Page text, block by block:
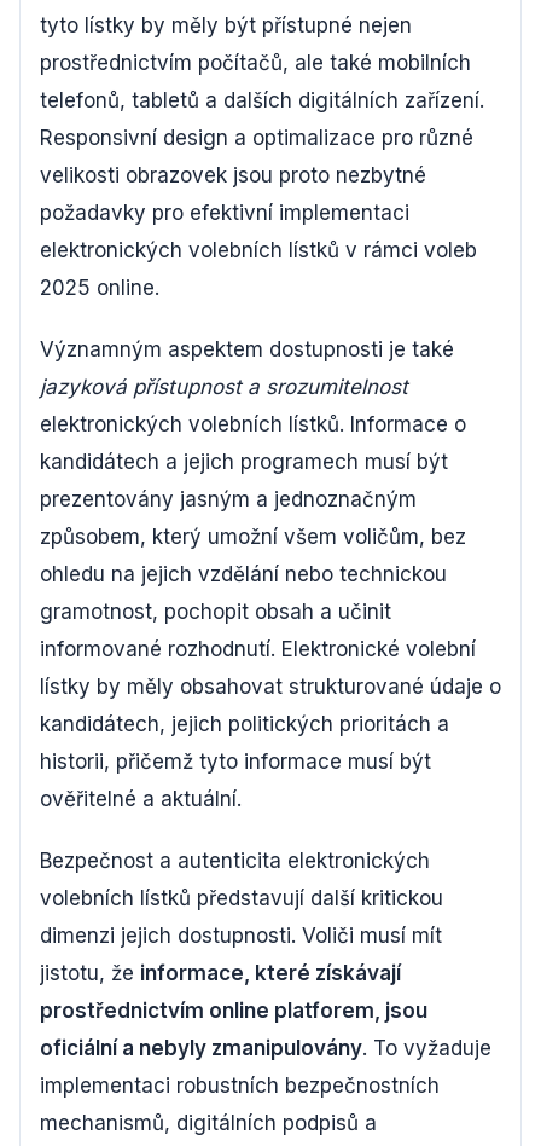
tyto lístky by měly být přístupné nejen
prostřednictvím počítačů, ale také mobilních
telefonů, tabletů a dalších digitálních zařízení.
Responsivní design a optimalizace pro různé
velikosti obrazovek jsou proto nezbytné
požadavky pro efektivní implementaci
elektronických volebních lístků v rámci voleb
2025 online.
Významným aspektem dostupnosti je také
jazyková přístupnost a srozumitelnost
elektronických volebních lístků. Informace o
kandidátech a jejich programech musí být
prezentovány jasným a jednoznačným
způsobem, který umožní všem voličům, bez
ohledu na jejich vzdělání nebo technickou
gramotnost, pochopit obsah a učinit
informované rozhodnutí. Elektronické volební
lístky by měly obsahovat strukturované údaje o
kandidátech, jejich politických prioritách a
historii, přičemž tyto informace musí být
ověřitelné a aktuální.
Bezpečnost a autenticita elektronických
volebních lístků představují další kritickou
dimenzi jejich dostupnosti. Voliči musí mít
jistotu, že informace, které získávají
prostřednictvím online platforem, jsou
oficiální a nebyly zmanipulovány. To vyžaduje
implementaci robustních bezpečnostních
mechanismů, digitálních podpisů a